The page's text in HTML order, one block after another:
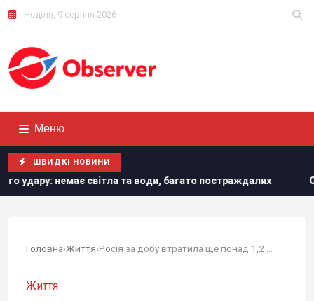
Неділя, 9 серпня 2026
Меню
ШВИДКІ НОВИНИ
та води, багато постраждалих Один із найближчих
Головна›Життя›
Життя